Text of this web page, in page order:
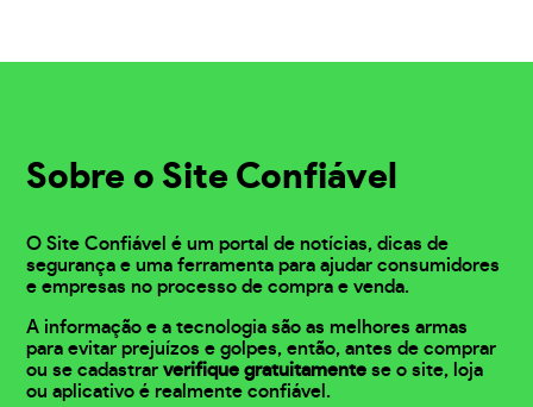
Sobre o Site Confiável
O Site Confiável é um portal de notícias, dicas de
segurança e uma ferramenta para ajudar consumidores
e empresas no processo de compra e venda.
A informação e a tecnologia são as melhores armas
para evitar prejuízos e golpes, então, antes de comprar
ou se cadastrarverifique gratuitamente se o site, loja
ou aplicativo é realmente confiável.